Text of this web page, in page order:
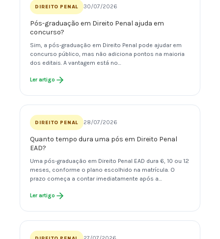
DIREITO PENAL 30/07/2026
Pós-graduação em Direito Penal ajuda em
concurso?
Sim, a pós-graduação em Direito Penal pode ajudar em
concurso público, mas não adiciona pontos na maioria
dos editais. A vantagem está no…
Ler artigo
DIREITO PENAL 28/07/2026
Quanto tempo dura uma pós em Direito Penal
EAD?
Uma pós-graduação em Direito Penal EAD dura 6, 10 ou 12
meses, conforme o plano escolhido na matrícula. O
prazo começa a contar imediatamente após a…
Ler artigo